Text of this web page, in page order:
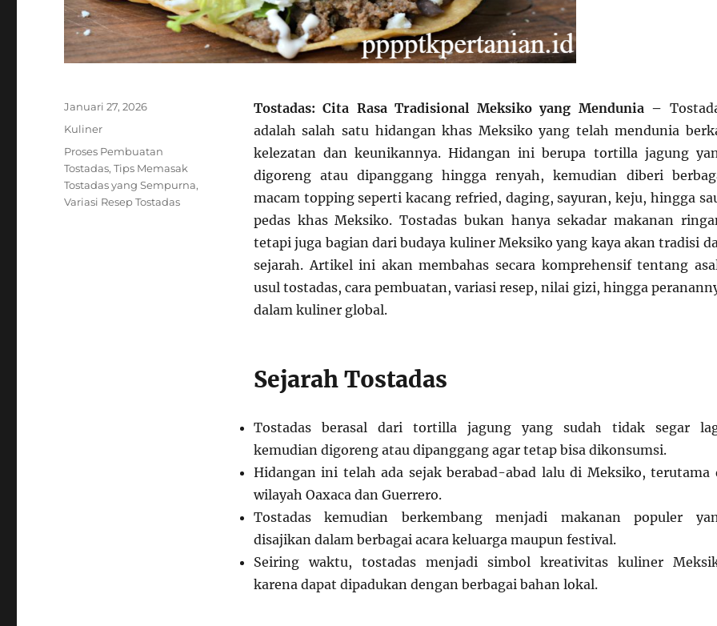
Tostadas: Cita Rasa Tradisional Meksiko yang Mendunia –
adalah salah satu hidangan khas Meksiko yang telah mendunia
kelezatan dan keunikannya. Hidangan ini berupa tortilla jagung
digoreng atau dipanggang hingga renyah, kemudian diberi
macam topping seperti kacang refried, daging, sayuran, keju, hingga
pedas khas Meksiko. Tostadas bukan hanya sekadar makanan
tetapi juga bagian dari budaya kuliner Meksiko yang kaya akan tradisi
sejarah. Artikel ini akan membahas secara komprehensif tentang
usul tostadas, cara pembuatan, variasi resep, nilai gizi, hingga
dalam kuliner global.
Sejarah Tostadas
Tostadas berasal dari tortilla jagung yang sudah tidak segar
kemudian digoreng atau dipanggang agar tetap bisa dikonsumsi.
Hidangan ini telah ada sejak berabad-abad lalu di Meksiko, terutama
wilayah Oaxaca dan Guerrero.
Tostadas kemudian berkembang menjadi makanan populer
disajikan dalam berbagai acara keluarga maupun festival.
Seiring waktu, tostadas menjadi simbol kreativitas kuliner
karena dapat dipadukan dengan berbagai bahan lokal.
Posted
Januari 27, 2026
Categories
Kuliner
Tags
Proses Pembuatan
Tostadas,Tips Memasak
Tostadas yang Sempurna,
Variasi Resep Tostadas